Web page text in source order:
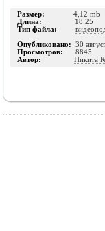
Размер: 4,12 mb
Длина: 18:25
Тип файла:
Опубликовано: 30
Просмотров: 8845
Автор: Никита